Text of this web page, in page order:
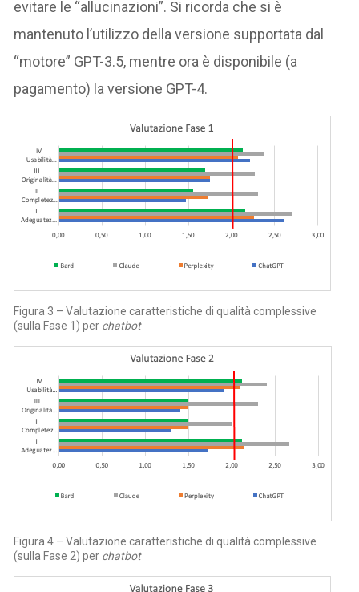
evitare le “allucinazioni”. Si ricorda che si è
mantenuto l’utilizzo della versione supportata dal
“motore” GPT-3.5, mentre ora è disponibile (a
pagamento) la versione GPT-4.
Figura 3 – Valutazione caratteristiche di qualità complessive
(sulla Fase 1) per chatbot
Figura 4 – Valutazione caratteristiche di qualità complessive
(sulla Fase 2) per chatbot